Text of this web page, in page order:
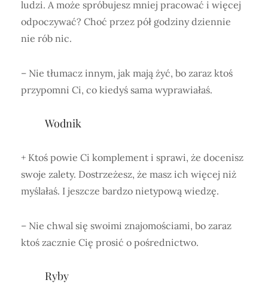
ludzi. A może spróbujesz mniej pracować i więcej
odpoczywać? Choć przez pół godziny dziennie
nie rób nic.
– Nie tłumacz innym, jak mają żyć, bo zaraz ktoś
przypomni Ci, co kiedyś sama wyprawiałaś.
Wodnik
+ Ktoś powie Ci komplement i sprawi, że docenisz
swoje zalety. Dostrzeżesz, że masz ich więcej niż
myślałaś. I jeszcze bardzo nietypową wiedzę.
– Nie chwal się swoimi znajomościami, bo zaraz
ktoś zacznie Cię prosić o pośrednictwo.
Ryby